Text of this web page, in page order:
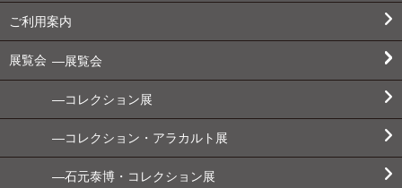
ご利用案内
展覧会 展覧会
コレクション展
コレクション・アラカルト展
石元泰博・コレクション展